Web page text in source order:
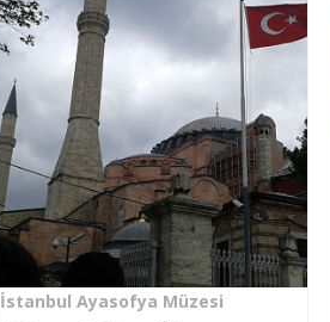
İstanbul Ayasofya Müzesi